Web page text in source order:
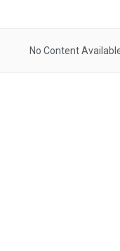
No Content